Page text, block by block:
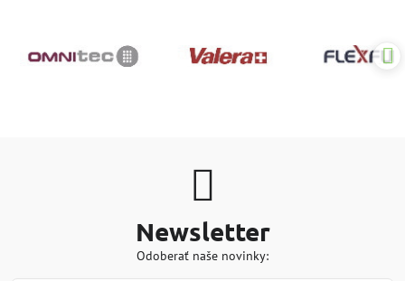
Newsletter
Odoberať naše novinky: